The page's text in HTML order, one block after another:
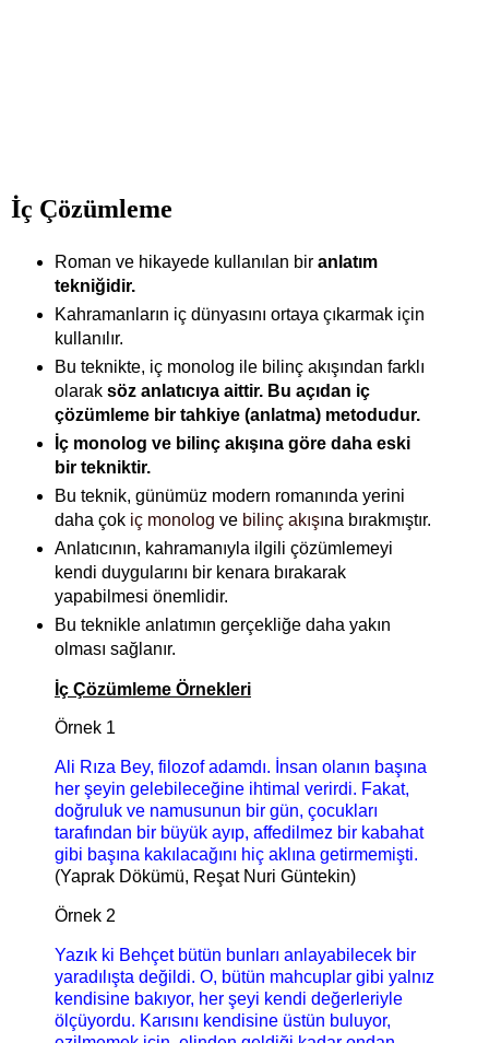
İç Çözümleme
Roman ve hikayede kullanılan bir anlatım
tekniğidir.
Kahramanların iç dünyasını ortaya çıkarmak için
kullanılır.
Bu teknikte, iç monolog ile bilinç akışından farklı
olarak söz anlatıcıya aittir. Bu açıdan iç
çözümleme bir tahkiye (anlatma) metodudur.
İç monolog ve bilinç akışına göre daha eski
bir tekniktir.
Bu teknik, günümüz modern romanında yerini
daha çok iç monolog ve bilinç akışına bırakmıştır.
Anlatıcının, kahramanıyla ilgili çözümlemeyi
kendi duygularını bir kenara bırakarak
yapabilmesi önemlidir.
Bu teknikle anlatımın gerçekliğe daha yakın
olması sağlanır.
İç Çözümleme Örnekleri
Örnek 1
Ali Rıza Bey, filozof adamdı. İnsan olanın başına
her şeyin gelebileceğine ihtimal verirdi. Fakat,
doğruluk ve namusunun bir gün, çocukları
tarafından bir büyük ayıp, affedilmez bir kabahat
gibi başına kakılacağını hiç aklına getirmemişti.
(Yaprak Dökümü, Reşat Nuri Güntekin)
Örnek 2
Yazık ki Behçet bütün bunları anlayabilecek bir
yaradılışta değildi. O, bütün mahcuplar gibi yalnız
kendisine bakıyor, her şeyi kendi değerleriyle
ölçüyordu. Karısını kendisine üstün buluyor,